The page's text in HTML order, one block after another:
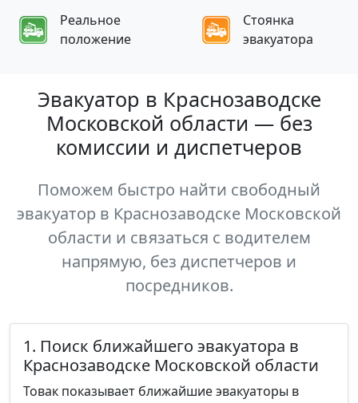
Реальное
положение
Стоянка
эвакуатора
Эвакуатор в Краснозаводске
Московской области — без
комиссии и диспетчеров
Поможем быстро найти свободный
эвакуатор в Краснозаводске Московской
области и связаться с водителем
напрямую, без диспетчеров и
посредников.
1. Поиск ближайшего эвакуатора в
Краснозаводске Московской области
Товак показывает ближайшие эвакуаторы в